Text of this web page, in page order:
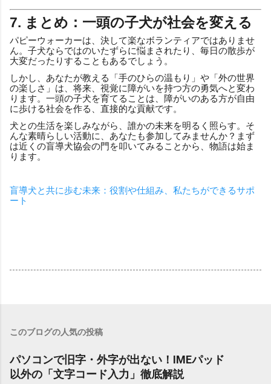
7. まとめ：一頭の子犬が社会を変える
パピーウォーカーは、決して楽なボランティアではありませ
ん。子犬ならではのいたずらに悩まされたり、毎日の散歩が
大変だったりすることもあるでしょう。
しかし、あなたが教える「手のひらの温もり」や「外の世界
の楽しさ」は、将来、視覚に障がいを持つ方の勇気へと変わ
ります。一頭の子犬を育てることは、障がいのある方が自由
に歩ける社会を作る、直接的な貢献です。
犬との生活を楽しみながら、誰かの未来を明るく照らす。そ
んな素晴らしい活動に、あなたも参加してみませんか？まず
は近くの盲導犬協会の門を叩いてみることから、物語は始ま
ります。
盲導犬と共に歩む未来：役割や仕組み、私たちができるサポ
ート
このブログの人気の投稿
パソコンで旧字・外字が出ない！IMEパッド
以外の「文字コード入力」徹底解説